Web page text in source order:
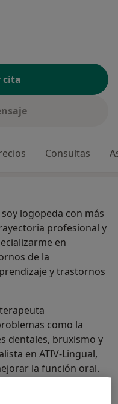
cita
Consultas
logopeda con más
profesional y
en
de la
y trastornos
como la
dentales, bruxismo y
en ATIV-Lingual,
la función oral.